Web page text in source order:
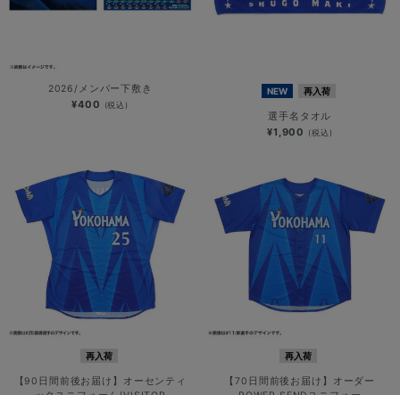
2026/メンバー下敷き
¥400 (税込)
NEW 再入荷
選手名タオル
¥1,900 (税込)
再入荷
【90日間前後お届け】オーセンティ
再入荷
【70日間前後お届け】オーダー